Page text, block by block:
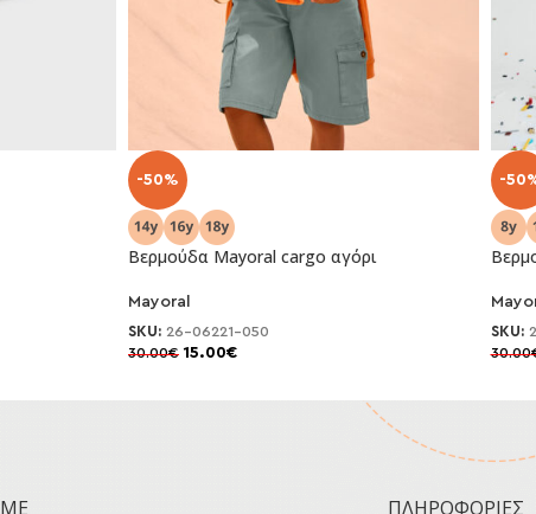
-50%
Βερμούδα Mayoral cargo αγόρι
Mayoral
SKU: 26-06221-050
30.00€ 15.00€
-
SKU:
30.00
ΠΛΗΡΟΦΟΡΙΕΣ